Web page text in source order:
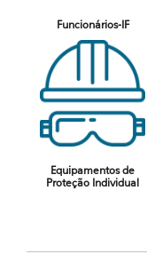
Funcionários-IF
Equipamentos de
Proteção Individual